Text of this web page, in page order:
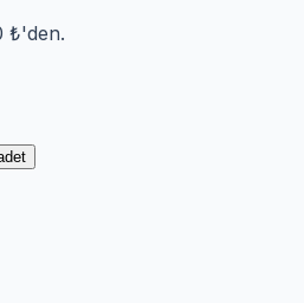
₺'den.